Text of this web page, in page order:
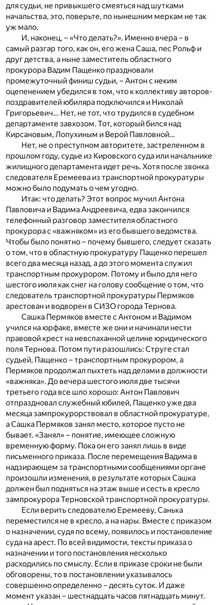
для судьи, не привыкшего смеяться над шутками
начальства, это, поверьте, по нынешним меркам не так
уж мало.
И, наконец, – «Что делать?». Именно вчера – в
самый разгар того, как он, его жена Саша, пес Рольф и
друг детства, а ныне заместитель областного
прокурора Вадим Пащенко праздновали
промежуточный финиш судьи, – Антон с неким
оцепенением убедился в том, что к коллективу авторов-
поздравителей юбиляра подключился и Николай
Григорьевич… Нет, не тот, что трудился в судебном
департаменте завхозом. Тот, который бился над
Кирсановым, Лопухиным и Верой Павловной…
Нет, не о преступном авторитете, застреленном в
прошлом году, судье из Кировского суда или начальнике
жилищного департамента идет речь. Хотя после звонка
следователя Еремеева из транспортной прокуратуры
можно было подумать о чем угодно.
Итак: что делать? Этот вопрос мучил Антона
Павловича и Вадима Андреевича, едва закончился
телефонный разговор заместителя областного
прокурора с «важняком» из его бывшего ведомства.
Чтобы было понятно – почему бывшего, следует сказать
о том, что в областную прокуратуру Пащенко перешел
всего два месяца назад, а до этого момента служил
транспортным прокурором. Потому и было для него
шестого июля как снег на голову сообщение о том, что
следователь транспортной прокуратуры Пермяков
арестован и водворен в СИЗО города Тернова.
Сашка Пермяков вместе с Антоном и Вадимом
учился на юрфаке, вместе же они и начинали нести
правовой крест на невспаханной целине юридического
поля Тернова. Потом пути разошлись: Струге стал
судьей, Пащенко – транспортным прокурором, а
Пермяков продолжал пыхтеть над делами в должности
«важняка». До вечера шестого июля две тысячи
третьего года все шло хорошо: Антон Павлович
отпраздновал служебный юбилей, Пащенко уже два
месяца зампрокурорствовал в областной прокуратуре,
а Сашка Пермяков занял место, которое пусто не
бывает. «Занял» – понятие, имеющее сложную
временную форму. Пока он его занял лишь в виде
письменного приказа. После перемещения Вадима в
надзирающем за транспортными сообщениями органе
произошли изменения, в результате которых Сашка
должен был подняться на этаж выше и сесть в кресло
зампрокурора Терновской транспортной прокуратуры.
Если верить следователю Еремееву, Санька
переместился не в кресло, а на нары. Вместе с приказом
о назначении, судя по всему, появилось и постановление
суда на арест. По всей видимости, тексты приказа о
назначении и того постановления несколько
расходились по смыслу. Если в приказе сроки не были
обговорены, то в постановлении указывалось
совершенно определенно – десять суток. И даже
момент указан – шестнадцать часов пятнадцать минут.